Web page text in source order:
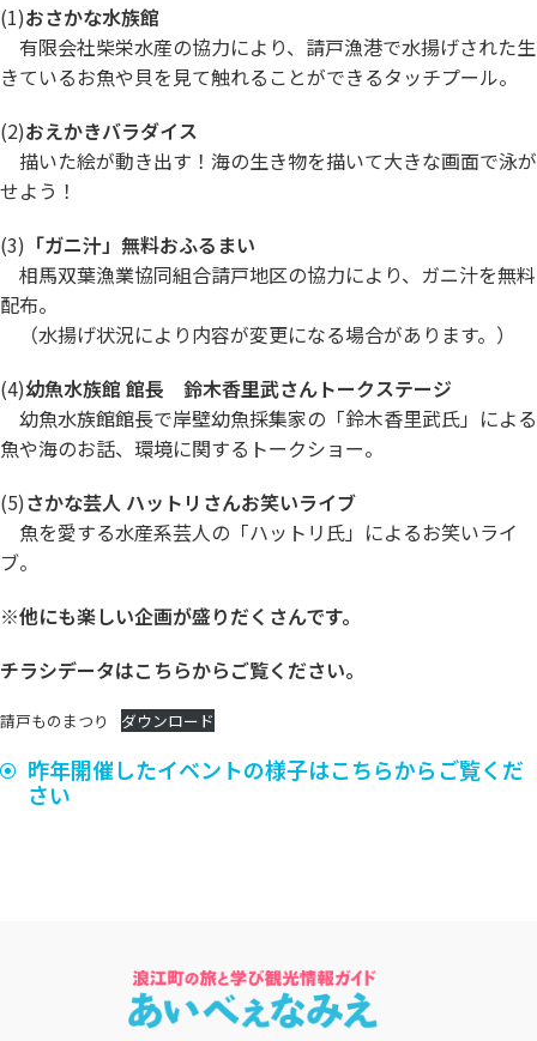
(1)おさかな水族館
有限会社柴栄水産の協力により、請戸漁港で水揚げされた生
きているお魚や貝を見て触れることができるタッチプール。
(2)おえかきバラダイス
描いた絵が動き出す！海の生き物を描いて大きな画面で泳が
せよう！
(3) 「ガニ汁」無料おふるまい
相馬双葉漁業協同組合請戸地区の協力により、ガニ汁を無料
配布。
（水揚げ状況により内容が変更になる場合があります。）
​​​(4)幼魚水族館 館長 鈴木香里武さんトークステージ
幼魚水族館館長で岸壁幼魚採集家の「鈴木香里武氏」による
魚や海のお話、環境に関するトークショー。
(5)さかな芸人 ハットリさんお笑いライブ
魚を愛する水産系芸人の「ハットリ氏」によるお笑いライ
ブ。
※他にも楽しい企画が盛りだくさんです。
チラシデータはこちらからご覧ください。
請戸ものまつり ダウンロード
昨年開催したイベントの様子はこちらからご覧くだ
さい